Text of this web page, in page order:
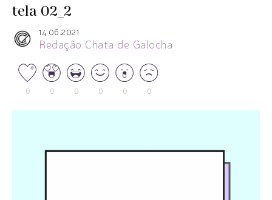
tela 02_2
14.06.2021
Redação Chata de Galocha
0 0 0 0 0 0